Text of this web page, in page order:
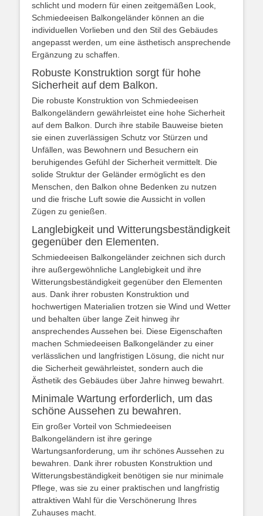
schlicht und modern für einen zeitgemäßen Look,
Schmiedeeisen Balkongeländer können an die
individuellen Vorlieben und den Stil des Gebäudes
angepasst werden, um eine ästhetisch ansprechende
Ergänzung zu schaffen.
Robuste Konstruktion sorgt für hohe
Sicherheit auf dem Balkon.
Die robuste Konstruktion von Schmiedeeisen
Balkongeländern gewährleistet eine hohe Sicherheit
auf dem Balkon. Durch ihre stabile Bauweise bieten
sie einen zuverlässigen Schutz vor Stürzen und
Unfällen, was Bewohnern und Besuchern ein
beruhigendes Gefühl der Sicherheit vermittelt. Die
solide Struktur der Geländer ermöglicht es den
Menschen, den Balkon ohne Bedenken zu nutzen
und die frische Luft sowie die Aussicht in vollen
Zügen zu genießen.
Langlebigkeit und Witterungsbeständigkeit
gegenüber den Elementen.
Schmiedeeisen Balkongeländer zeichnen sich durch
ihre außergewöhnliche Langlebigkeit und ihre
Witterungsbeständigkeit gegenüber den Elementen
aus. Dank ihrer robusten Konstruktion und
hochwertigen Materialien trotzen sie Wind und Wetter
und behalten über lange Zeit hinweg ihr
ansprechendes Aussehen bei. Diese Eigenschaften
machen Schmiedeeisen Balkongeländer zu einer
verlässlichen und langfristigen Lösung, die nicht nur
die Sicherheit gewährleistet, sondern auch die
Ästhetik des Gebäudes über Jahre hinweg bewahrt.
Minimale Wartung erforderlich, um das
schöne Aussehen zu bewahren.
Ein großer Vorteil von Schmiedeeisen
Balkongeländern ist ihre geringe
Wartungsanforderung, um ihr schönes Aussehen zu
bewahren. Dank ihrer robusten Konstruktion und
Witterungsbeständigkeit benötigen sie nur minimale
Pflege, was sie zu einer praktischen und langfristig
attraktiven Wahl für die Verschönerung Ihres
Zuhauses macht.